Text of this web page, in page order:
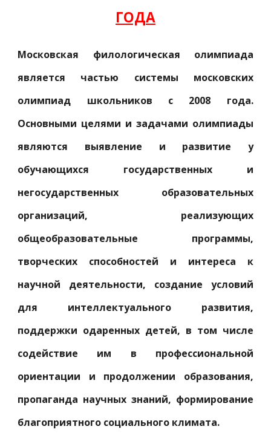
ГОДА
Московская филологическая олимпиада
является частью системы московских
олимпиад школьников с 2008 года.
Основными целями и задачами олимпиады
являются выявление и развитие у
обучающихся государственных и
негосударственных образовательных
организаций, реализующих
общеобразовательные программы,
творческих способностей и интереса к
научной деятельности, создание условий
для интеллектуального развития,
поддержки одаренных детей, в том числе
содействие им в профессиональной
ориентации и продолжении образования,
пропаганда научных знаний, формирование
благоприятного социального климата.